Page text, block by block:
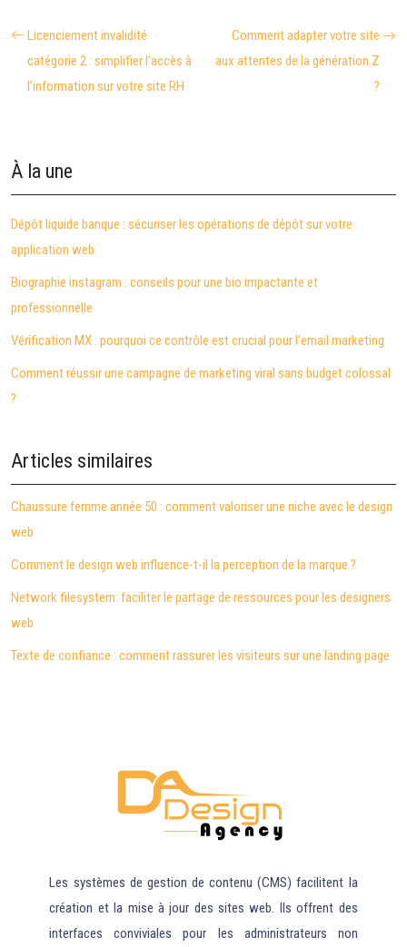
Licenciement invalidité
catégorie 2 : simplifier l’accès à
l’information sur votre site RH
Comment adapter votre site
aux attentes de la génération Z
?
À la une
Dépôt liquide banque : sécuriser les opérations de dépôt sur votre
application web
Biographie instagram : conseils pour une bio impactante et
professionnelle
Vérification MX : pourquoi ce contrôle est crucial pour l’email marketing
Comment réussir une campagne de marketing viral sans budget colossal
?
Articles similaires
Chaussure femme année 50 : comment valoriser une niche avec le design
web
Comment le design web influence-t-il la perception de la marque ?
Network filesystem: faciliter le partage de ressources pour les designers
web
Texte de confiance : comment rassurer les visiteurs sur une landing page
Les systèmes de gestion de contenu (CMS) facilitent la
création et la mise à jour des sites web. Ils offrent des
interfaces conviviales pour les administrateurs non